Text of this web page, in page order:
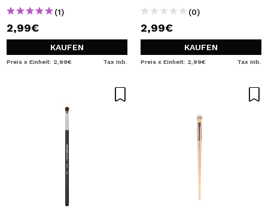
(1)
2,99€
KAUFEN
Preis x Einheit: 2,99€ Tax Inb.
(0)
2,99€
KAUFEN
Preis x Einheit: 2,99€ Tax Inb.